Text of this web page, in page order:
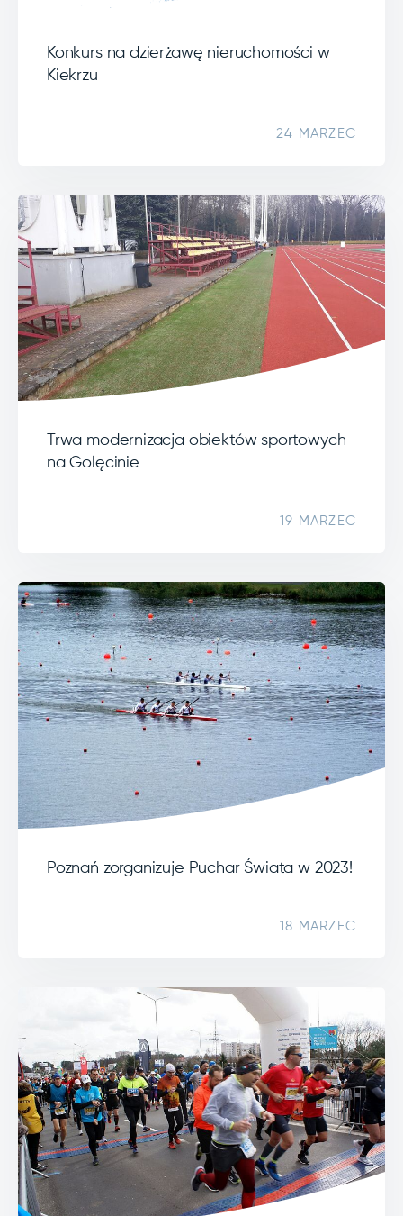
Konkurs na dzierżawę nieruchomości w
Kiekrzu
24 MARZEC
Trwa modernizacja obiektów sportowych
na Golęcinie
19 MARZEC
Poznań zorganizuje Puchar Świata w 2023!
18 MARZEC